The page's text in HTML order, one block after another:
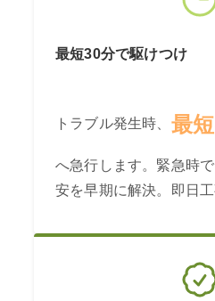
最短30分で駆けつけ
トラブル発生時、 最短
へ急行します。緊急時
安を早期に解決。即日工